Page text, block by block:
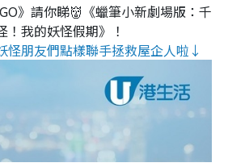
》請你睇👹《蠟筆小新劇場版：千
！我的妖怪假期》！
怪朋友們點樣聯手拯救屋企人啦↓